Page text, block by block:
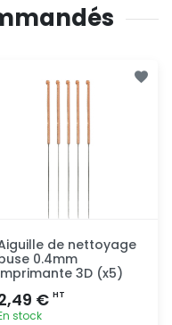
de nettoyage
0.4mm
3D (x5)
€ HT
stock